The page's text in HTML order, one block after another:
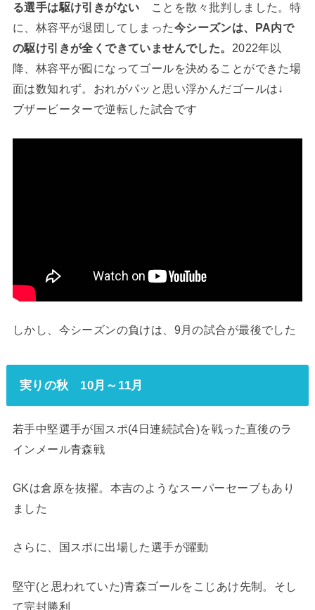
る選手は駆け引きがない
ことを散々批判しました。特
に、林容平が退団してしまった今シーズンは、PA内で
の駆け引きが全くできていませんでした。 2022年以
降、林容平が囮になってゴールを決めることができた場
面は数知れず。おれがパッと思い浮かんだゴールは↓
ブザービーターで逆転した試合です
しかし、今シーズンの負けは、9月の試合が最後でした
実りの秋 10月～11月
若手中堅選手が国スポ(4日連続試合)を戦った直後のラ
インメール青森戦
GKは倉原を抜擢。本吉のようなスーパーセーブもあり
ました
さらに、国スポに出場した選手が躍動
堅守(と思われていた)青森ゴールをこじあけ先制。そし
て完封勝利